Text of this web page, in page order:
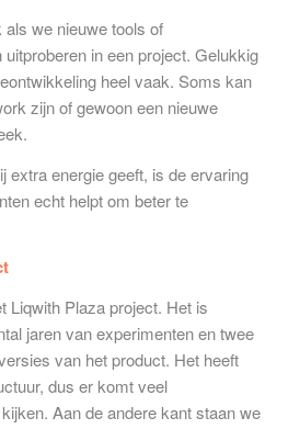
we nieuwe tools of
in een project. Gelukkig
heel vaak. Soms kan
zijn of gewoon een nieuwe
extra energie geeft, is de ervaring
echt helpt om beter te
Liqwith Plaza project. Het is
jaren van experimenten en twee
van het product. Het heeft
dus er komt veel
Aan de andere kant staan we